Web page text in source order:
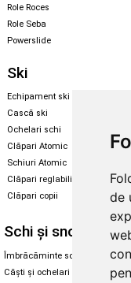
de
Role Roces
Role Seba
Powerslide
Ski
Echipament ski
Cască ski
Ochelari schi
Clăpari Atomic
Schiuri Atomic
Clăpari reglabili
Clăpari copii
Schi și snowboard
Îmbrăcăminte schi și
Căști și ochelari de iarnă